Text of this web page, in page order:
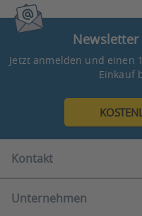
Newsletter
Jetzt anmelden und einen
Einkauf
Kontakt
Kostenlose Hotline:
Unternehmen